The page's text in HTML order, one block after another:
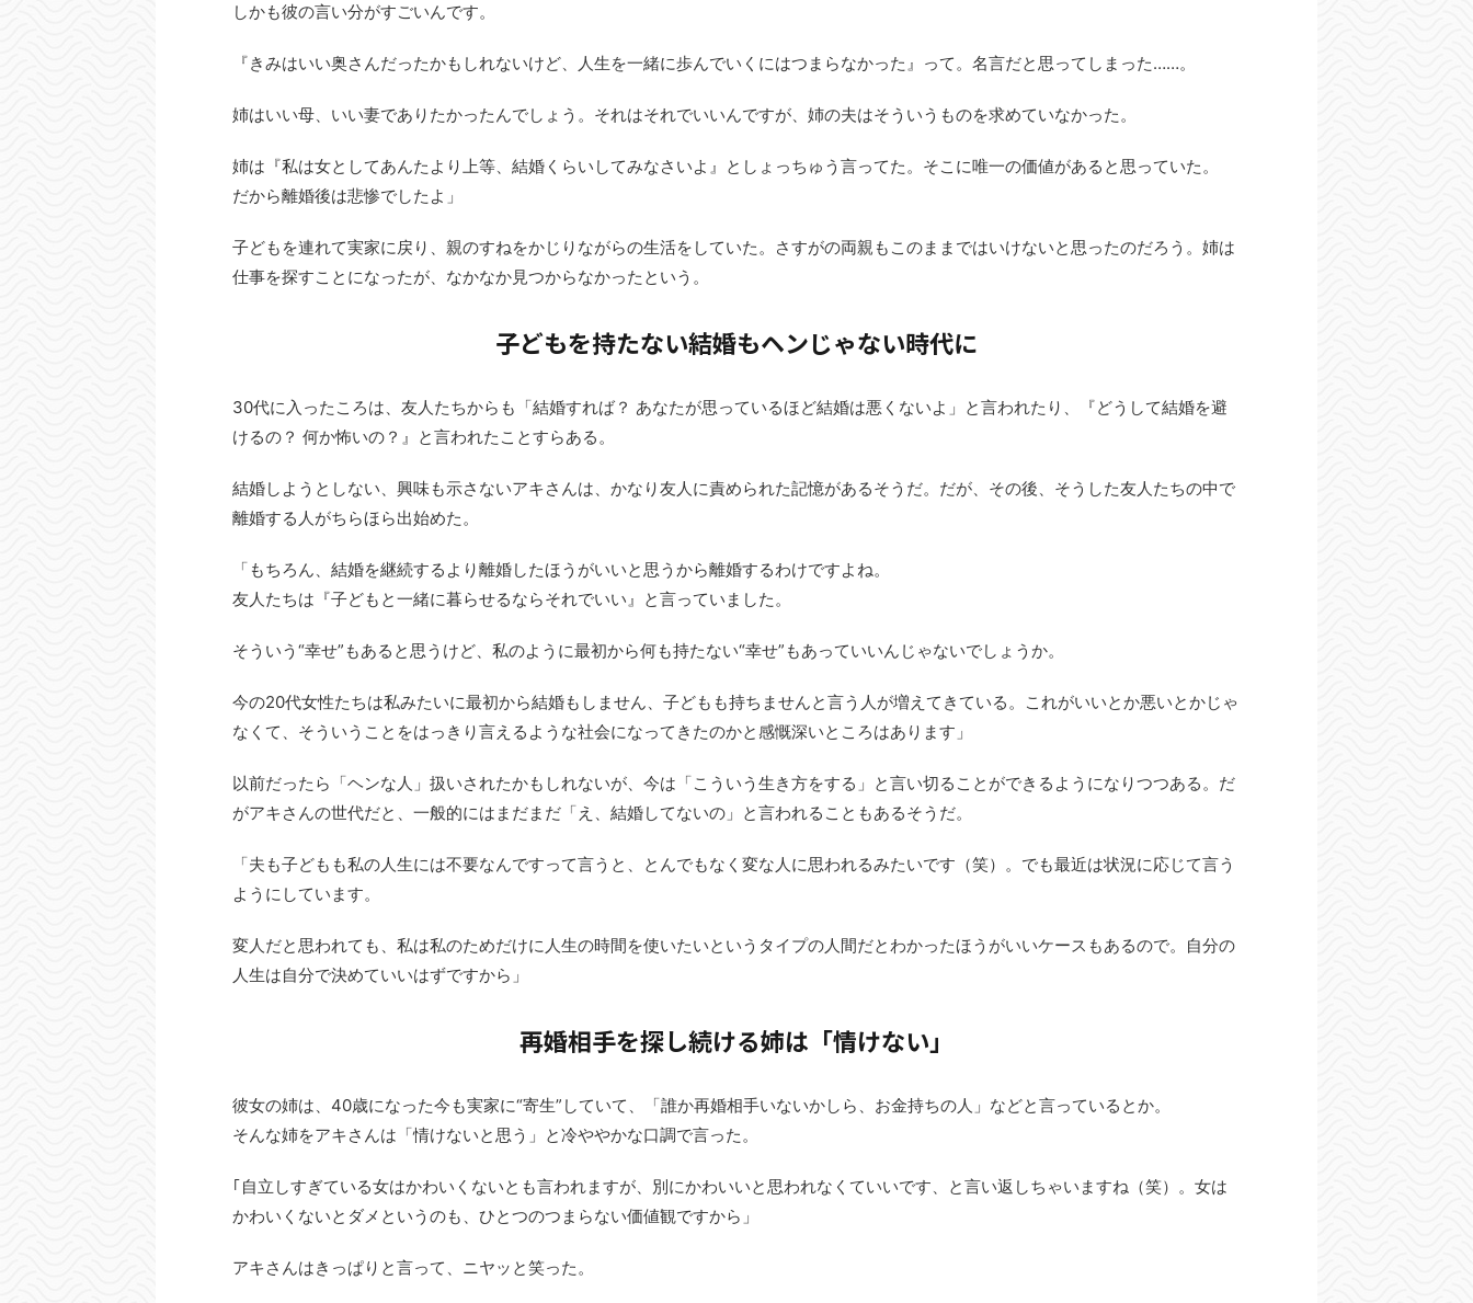
しかも彼の言い分がすごいんです。
『きみはいい奥さんだったかもしれないけど、人生を一緒に歩んでいくにはつまらなかった』って。名言だと思ってしまった……。
姉はいい母、いい妻でありたかったんでしょう。それはそれでいいんですが、姉の夫はそういうものを求めていなかった。
姉は『私は女としてあんたより上等、結婚くらいしてみなさいよ』としょっちゅう言ってた。そこに唯一の価値があると思っていた。
だから離婚後は悲惨でしたよ」
子どもを連れて実家に戻り、親のすねをかじりながらの生活をしていた。さすがの両親もこのままではいけないと思ったのだろう。姉は
仕事を探すことになったが、なかなか見つからなかったという。
子どもを持たない結婚もヘンじゃない時代に
30代に入ったころは、友人たちからも「結婚すれば？ あなたが思っているほど結婚は悪くないよ」と言われたり、『どうして結婚を避
けるの？ 何か怖いの？』と言われたことすらある。
結婚しようとしない、興味も示さないアキさんは、かなり友人に責められた記憶があるそうだ。だが、その後、そうした友人たちの中で
離婚する人がちらほら出始めた。
「もちろん、結婚を継続するより離婚したほうがいいと思うから離婚するわけですよね。
友人たちは『子どもと一緒に暮らせるならそれでいい』と言っていました。
そういう“幸せ”もあると思うけど、私のように最初から何も持たない“幸せ”もあっていいんじゃないでしょうか。
今の20代女性たちは私みたいに最初から結婚もしません、子どもも持ちませんと言う人が増えてきている。これがいいとか悪いとかじゃ
なくて、そういうことをはっきり言えるような社会になってきたのかと感慨深いところはあります」
以前だったら「ヘンな人」扱いされたかもしれないが、今は「こういう生き方をする」と言い切ることができるようになりつつある。だ
がアキさんの世代だと、一般的にはまだまだ「え、結婚してないの」と言われることもあるそうだ。
「夫も子どもも私の人生には不要なんですって言うと、とんでもなく変な人に思われるみたいです（笑）。でも最近は状況に応じて言う
ようにしています。
変人だと思われても、私は私のためだけに人生の時間を使いたいというタイプの人間だとわかったほうがいいケースもあるので。自分の
人生は自分で決めていいはずですから」
再婚相手を探し続ける姉は「情けない」
彼女の姉は、40歳になった今も実家に“寄生”していて、「誰か再婚相手いないかしら、お金持ちの人」などと言っているとか。
そんな姉をアキさんは「情けないと思う」と冷ややかな口調で言った。
｢自立しすぎている女はかわいくないとも言われますが、別にかわいいと思われなくていいです、と言い返しちゃいますね（笑）。女は
かわいくないとダメというのも、ひとつのつまらない価値観ですから」
アキさんはきっぱりと言って、ニヤッと笑った。